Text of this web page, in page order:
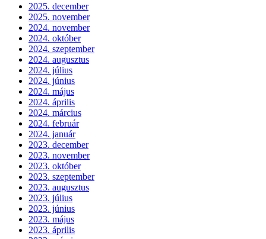
2025. december
2025. november
2024. november
2024. október
2024. szeptember
2024. augusztus
2024. július
2024. június
2024. május
2024. április
2024. március
2024. február
2024. január
2023. december
2023. november
2023. október
2023. szeptember
2023. augusztus
2023. július
2023. június
2023. május
2023. április